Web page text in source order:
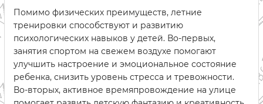
Помимо физических преимуществ, летние
тренировки способствуют и развитию
психологических навыков у детей. Во-первых,
занятия спортом на свежем воздухе помогают
улучшить настроение и эмоциональное состояние
ребенка, снизить уровень стресса и тревожности.
Во-вторых, активное времяпровождение на улице